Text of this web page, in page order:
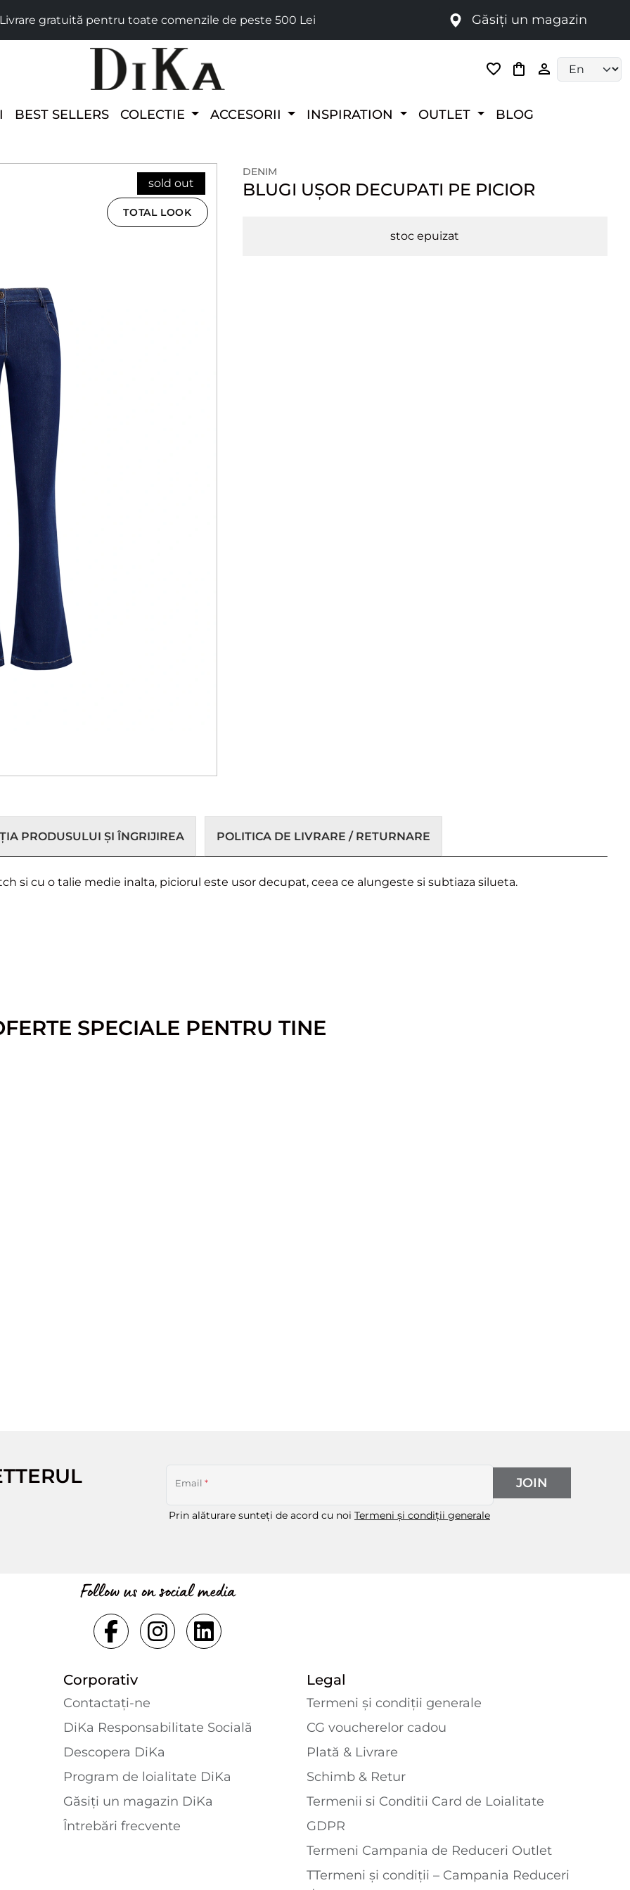
Livrare gratuită pentru toate comenzile de peste 500 Lei Găsiți un magazin
BEST SELLERS COLECTIE ACCESORII INSPIRATION OUTLET BLOG
sold out
TOTAL LOOK
DENIM
BLUGI UȘOR DECUPATI PE PICIOR
stoc epuizat
PRODUSULUI ȘI ÎNGRIJIREA POLITICA DE LIVRARE / RETURNARE
si cu o talie medie inalta, piciorul este usor decupat, ceea ce alungeste si subtiaza silueta.
SPECIALE PENTRU TINE
Email *
Prin alăturare sunteți de acord cu noi Termeni și condiții generale
JOIN
Follow us on social media
Corporativ
Contactaţi-ne
DiKa Responsabilitate Socială
Descopera DiKa
Program de loialitate DiKa
Găsiți un magazin DiKa
Întrebări frecvente
Legal
Termeni și condiții generale
CG voucherelor cadou
Plată & Livrare
Schimb & Retur
Termenii si Conditii Card de Loialitate
GDPR
Termeni Campania de Reduceri Outlet
TTermeni și condiții – Campania Reduceri